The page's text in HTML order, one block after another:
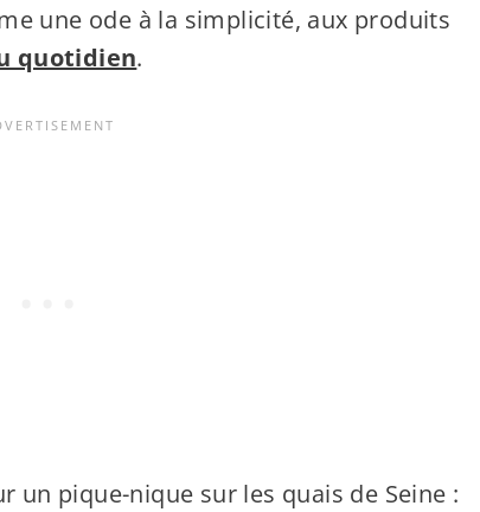
une ode à la simplicité, aux produits
quotidien.
un pique-nique sur les quais de Seine :